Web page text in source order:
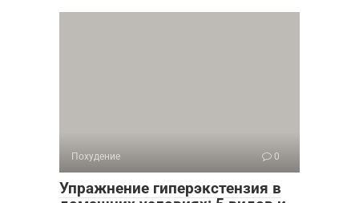
Похудение 0
Упражнение гиперэкстензия в